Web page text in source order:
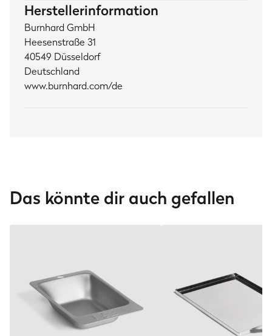
Herstellerinformation
Burnhard GmbH
Heesenstraße 31
40549 Düsseldorf
Deutschland
www.burnhard.com/de
Das könnte dir auch gefallen